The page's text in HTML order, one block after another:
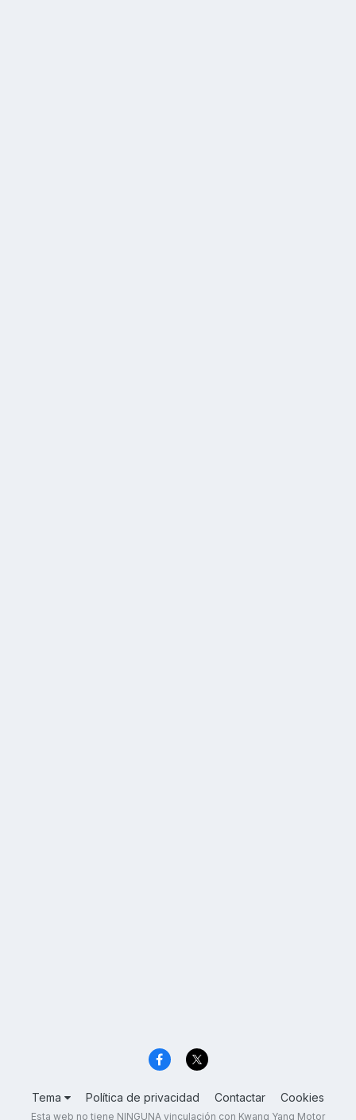
Tema Política de privacidad Contactar Cookies
Esta web no tiene NINGUNA vinculación con Kwang Yang Motor